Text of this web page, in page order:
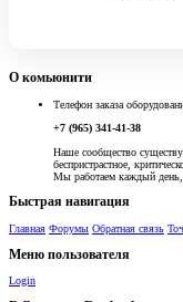
О комьюнити
Телефон заказа
+7 (965) 341-41-38
Наше сообщество
беспристрастное,
Мы работаем каждый
Быстрая навигация
Главная Форумы Обратная связь
Меню пользователя
Login